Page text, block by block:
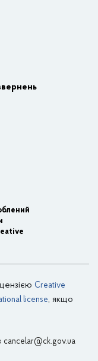
Creative
license, якщо
cancelar@ck.gov.ua